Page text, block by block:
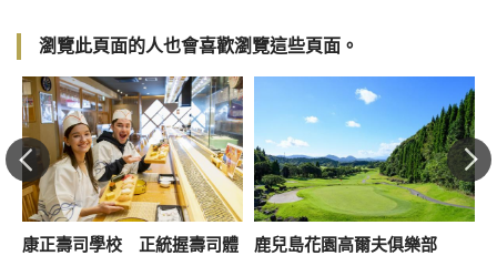
瀏覽此頁面的人也會喜歡瀏覽這些頁面。
康正壽司學校 正統握壽司體
鹿兒島花園高爾夫俱樂部